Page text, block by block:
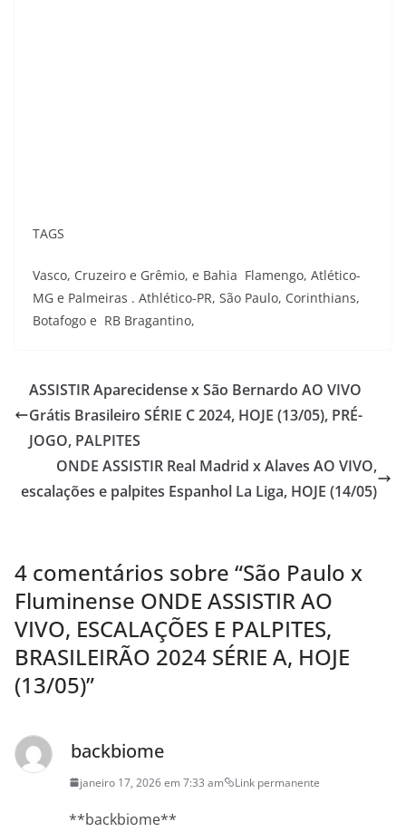
TAGS
Vasco, Cruzeiro e Grêmio, e Bahia Flamengo, Atlético-
MG e Palmeiras . Athlético-PR, São Paulo, Corinthians,
Botafogo e RB Bragantino,
ASSISTIR Aparecidense x São Bernardo AO VIVO
Grátis Brasileiro SÉRIE C 2024, HOJE (13/05), PRÉ-
JOGO, PALPITES
ONDE ASSISTIR Real Madrid x Alaves AO VIVO,
escalações e palpites Espanhol La Liga, HOJE (14/05)
4 comentários sobre “São Paulo x
Fluminense ONDE ASSISTIR AO
VIVO, ESCALAÇÕES E PALPITES,
BRASILEIRÃO 2024 SÉRIE A, HOJE
(13/05)”
backbiome
janeiro 17, 2026 em 7:33 am Link permanente
**backbiome**